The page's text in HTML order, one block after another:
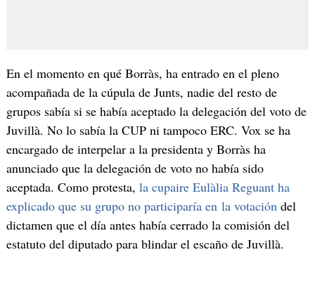
En el momento en qué Borràs, ha entrado en el pleno
acompañada de la cúpula de Junts, nadie del resto de
grupos sabía si se había aceptado la delegación del voto de
Juvillà. No lo sabía la CUP ni tampoco ERC. Vox se ha
encargado de interpelar a la presidenta y Borràs ha
anunciado que la delegación de voto no había sido
aceptada. Como protesta, la cupaire Eulàlia Reguant ha
explicado que su grupo no participaría en la votacióndel
dictamen que el día antes había cerrado la comisión del
estatuto del diputado para blindar el escaño de Juvillà.